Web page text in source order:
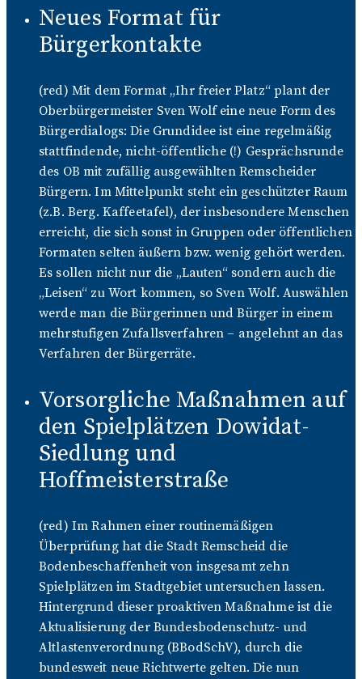
Neues Format für
Bürgerkontakte
(red) Mit dem Format „Ihr freier Platz“ plant der
Oberbürgermeister Sven Wolf eine neue Form des
Bürgerdialogs: Die Grundidee ist eine regelmäßig
stattfindende, nicht-öffentliche (!) Gesprächsrunde
des OB mit zufällig ausgewählten Remscheider
Bürgern. Im Mittelpunkt steht ein geschützter Raum
(z.B. Berg. Kaffeetafel), der insbesondere Menschen
erreicht, die sich sonst in Gruppen oder öffentlichen
Formaten selten äußern bzw. wenig gehört werden.
Es sollen nicht nur die „Lauten“ sondern auch die
„Leisen“ zu Wort kommen, so Sven Wolf. Auswählen
werde man die Bürgerinnen und Bürger in einem
mehrstufigen Zufallsverfahren – angelehnt an das
Verfahren der Bürgerräte.
Vorsorgliche Maßnahmen auf
den Spielplätzen Dowidat-
Siedlung und
Hoffmeisterstraße
(red) Im Rahmen einer routinemäßigen
Überprüfung hat die Stadt Remscheid die
Bodenbeschaffenheit von insgesamt zehn
Spielplätzen im Stadtgebiet untersuchen lassen.
Hintergrund dieser proaktiven Maßnahme ist die
Aktualisierung der Bundesbodenschutz- und
Altlastenverordnung (BBodSchV), durch die
bundesweit neue Richtwerte gelten. Die nun